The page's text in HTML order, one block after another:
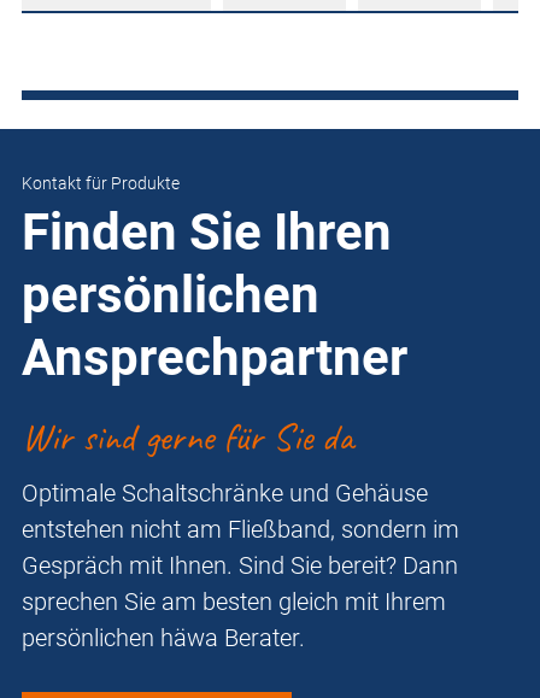
Kontakt für Produkte
Finden Sie Ihren
persönlichen
Ansprechpartner
Wir sind gerne für Sie da
Optimale Schaltschränke und Gehäuse
entstehen nicht am Fließband, sondern im
Gespräch mit Ihnen. Sind Sie bereit? Dann
sprechen Sie am besten gleich mit Ihrem
persönlichen häwa Berater.